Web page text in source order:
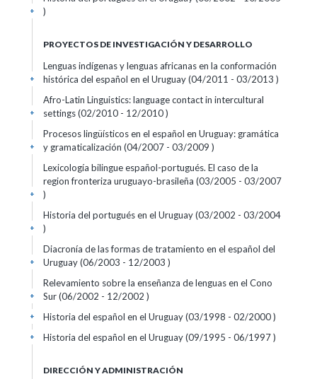
)
+
PROYECTOS DE INVESTIGACIÓN Y DESARROLLO
Lenguas indígenas y lenguas africanas en la conformación
histórica del español en el Uruguay (04/2011 - 03/2013 )
+
Afro-Latin Linguistics: language contact in intercultural
settings (02/2010 - 12/2010 )
+
Procesos lingüísticos en el español en Uruguay: gramática
y gramaticalización (04/2007 - 03/2009 )
+
Lexicología bilingue español-portugués. El caso de la
region fronteriza uruguayo-brasileña (03/2005 - 03/2007
)
+
Historia del portugués en el Uruguay (03/2002 - 03/2004
)
+
Diacronía de las formas de tratamiento en el español del
Uruguay (06/2003 - 12/2003 )
+
Relevamiento sobre la enseñanza de lenguas en el Cono
Sur (06/2002 - 12/2002 )
+
Historia del español en el Uruguay (03/1998 - 02/2000 )
+
Historia del español en el Uruguay (09/1995 - 06/1997 )
+
DIRECCIÓN Y ADMINISTRACIÓN